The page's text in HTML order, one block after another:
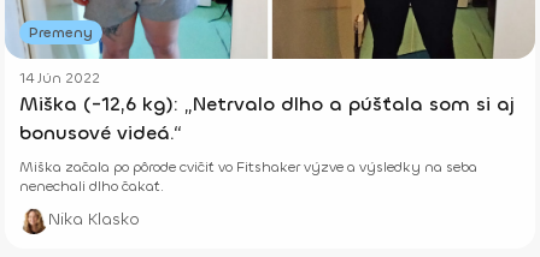
Premeny
14 Jún 2022
Miška (-12,6 kg): „Netrvalo dlho a púšťala som si aj
bonusové videá.“
Miška začala po pôrode cvičiť vo Fitshaker výzve a výsledky na seba
nenechali dlho čakať.
Nika Klasko